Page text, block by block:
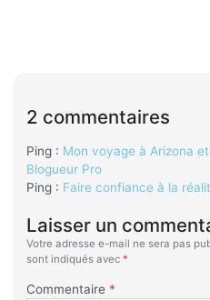
2 commentaires
Ping : Mon voyage à Arizona
Blogueur Pro
Ping : Faire confiance à la
Laisser un
Votre adresse e-mail ne sera pas
sont indiqués avec *
Commentaire *